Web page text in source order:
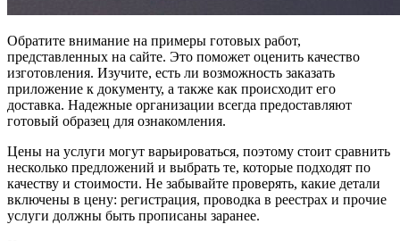
Обратите внимание на примеры готовых работ,
представленных на сайте. Это поможет оценить качество
изготовления. Изучите, есть ли возможность заказать
приложение к документу, а также как происходит его
доставка. Надежные организации всегда предоставляют
готовый образец для ознакомления.
Цены на услуги могут варьироваться, поэтому стоит сравнить
несколько предложений и выбрать те, которые подходят по
качеству и стоимости. Не забывайте проверять, какие детали
включены в цену: регистрация, проводка в реестрах и прочие
услуги должны быть прописаны заранее.